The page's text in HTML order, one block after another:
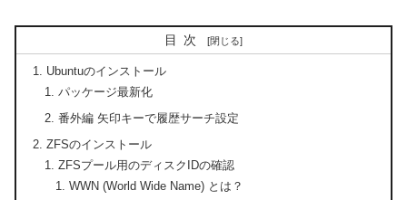
目次
Ubuntuのインストール
パッケージ最新化
番外編 矢印キーで履歴サーチ設定
ZFSのインストール
ZFSプール用のディスクIDの確認
WWN (World Wide Name) とは？